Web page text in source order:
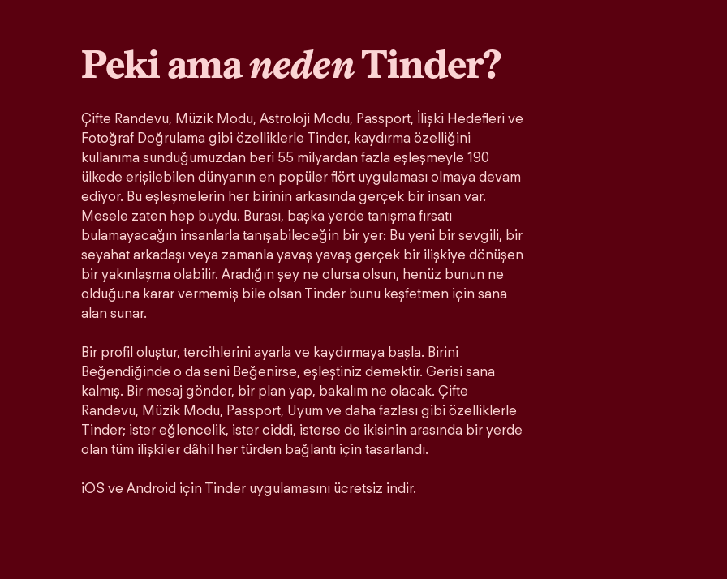
Peki amanedenTinder?
Çifte Randevu, Müzik Modu, Astroloji Modu, Passport, İlişki Hedefleri ve
Fotoğraf Doğrulama gibi özelliklerle Tinder, kaydırma özelliğini
kullanıma sunduğumuzdan beri 55 milyardan fazla eşleşmeyle 190
ülkede erişilebilen dünyanın en popüler flört uygulaması olmaya devam
ediyor. Bu eşleşmelerin her birinin arkasında gerçek bir insan var.
Mesele zaten hep buydu. Burası, başka yerde tanışma fırsatı
bulamayacağın insanlarla tanışabileceğin bir yer: Bu yeni bir sevgili, bir
seyahat arkadaşı veya zamanla yavaş yavaş gerçek bir ilişkiye dönüşen
bir yakınlaşma olabilir. Aradığın şey ne olursa olsun, henüz bunun ne
olduğuna karar vermemiş bile olsan Tinder bunu keşfetmen için sana
alan sunar.
Bir profil oluştur, tercihlerini ayarla ve kaydırmaya başla. Birini
Beğendiğinde o da seni Beğenirse, eşleştiniz demektir. Gerisi sana
kalmış. Bir mesaj gönder, bir plan yap, bakalım ne olacak. Çifte
Randevu, Müzik Modu, Passport, Uyum ve daha fazlası gibi özelliklerle
Tinder; ister eğlencelik, ister ciddi, isterse de ikisinin arasında bir yerde
olan tüm ilişkiler dâhil her türden bağlantı için tasarlandı.
iOS ve Android için Tinder uygulamasını ücretsiz indir.